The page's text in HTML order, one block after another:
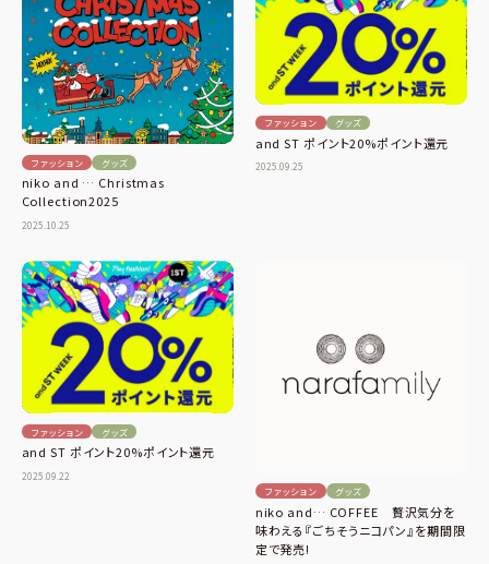
ファッション グッズ
niko and … Christmas
Collection2025
2025.10.25
ファッション グッズ
and ST ポイント20%ポイント還元
2025.09.25
ファッション グッズ
and ST ポイント20%ポイント還元
2025.09.22
ファッション
グッズ
niko and… COFFEE 贅沢気分を
味わえる『ごちそうニコパン』を期間限
定で発売!